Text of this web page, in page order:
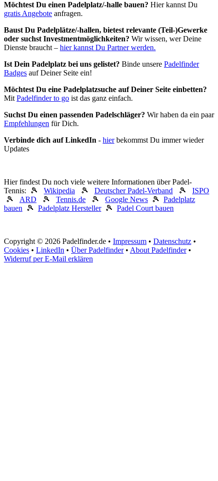
Möchtest Du einen Padelplatz/-halle bauen? Hier kannst Du
gratis Angebote anfragen.
Baust Du Padel­plätze/-hallen, bietest relevante (Teil-)Gewerke
oder suchst In­vest­ment­möglich­keiten? Wir wissen, wer Deine
Dienste braucht – hier kannst Du Partner werden.
Ist Dein Padelplatz bei uns gelistet? Binde unsere Padelfinder
Badges auf Deiner Seite ein!
Möchtest Du eine Padelplatzsuche auf Deiner Seite einbetten?
MitPadelfinder to go ist das ganz einfach.
Suchst Du einen passenden Padelschläger? Wir haben da ein paar
Empfehlungen für Dich.
Verbinde dich auf LinkedIn - hierbekommst Du immer wieder
Updates
Hier findest Du noch viele weitere Informationen über Padel-
Tennis: 🎾 Wikipedia 🎾 Deutscher Padel-Verband 🎾 ISPO
🎾 ARD 🎾 Tennis.de 🎾 Google News 🎾 Padelplatz
bauen 🎾 Padelplatz Hersteller🎾 Padel Court bauen
Copyright © 2026 Padelfinder.de • Impressum • Datenschutz •
Cookies • LinkedIn • Über Padelfinder• About Padelfinder•
Widerruf per E-Mail erklären